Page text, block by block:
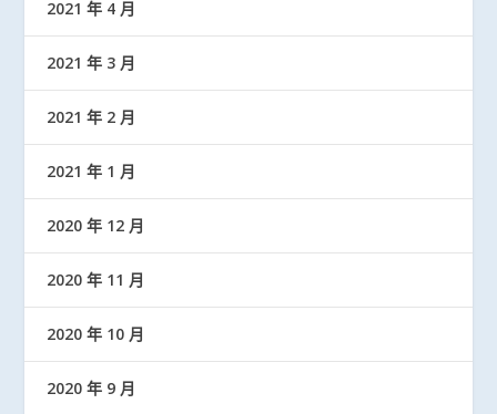
2021 年 4 月
2021 年 3 月
2021 年 2 月
2021 年 1 月
2020 年 12 月
2020 年 11 月
2020 年 10 月
2020 年 9 月